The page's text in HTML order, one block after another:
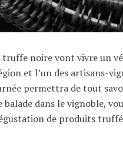
truffe noire vont vivre un
et l’un des artisans-
permettra de tout
dans le vignoble,
de produits